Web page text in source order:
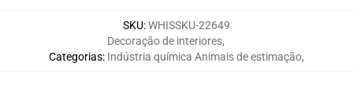
SKU:WHISSKU-22649
Categorias:
Decoração de interiores,
Indústria química Animais de estimação,